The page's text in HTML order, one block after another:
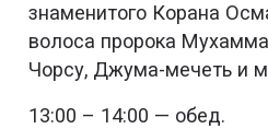
знаменитого Корана
волоса пророка
Чорсу, Джума-мечеть и
13:00 – 14:00 — обед.